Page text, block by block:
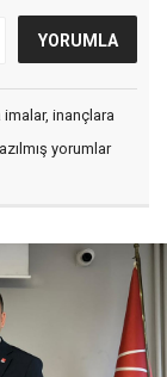
inançlara
yorumlar